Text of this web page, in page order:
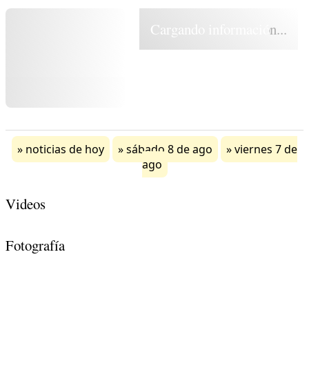
Cargando información...
noticias de hoy sábado 8 de ago
viernes 7 de
ago
Videos
Fotografía